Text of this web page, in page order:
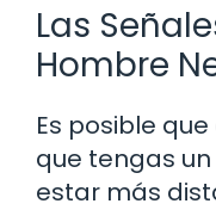
Las
Hombre
Es posible
que tengas
estar más